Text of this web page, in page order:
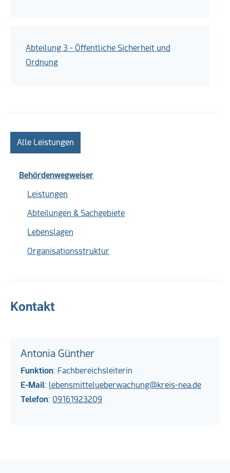
Abteilung 3 - Öffentliche Sicherheit und
Ordnung
Alle Leistungen
Behördenwegweiser
Leistungen
Abteilungen & Sachgebiete
Lebenslagen
Organisationsstruktur
Kontakt
Antonia Günther
Funktion: Fachbereichsleiterin
E-Mail: lebensmittelueberwachung@kreis-nea.de
Telefon: 09161923209